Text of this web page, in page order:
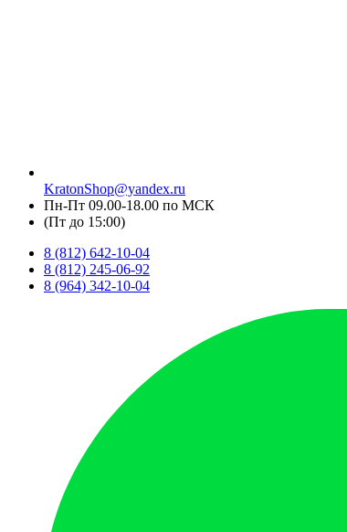
KratonShop@yandex.ru
Пн-Пт 09.00-18.00 по МСК
(Пт до 15:00)
8 (812) 642-10-04
8 (812) 245-06-92
8 (964) 342-10-04